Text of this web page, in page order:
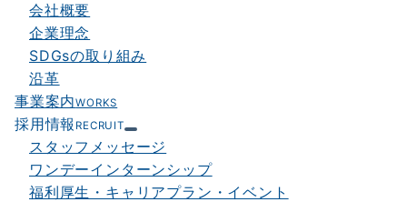
会社概要
企業理念
SDGsの取り組み
沿革
事業案内WORKS
採用情報 RECRUIT
スタッフメッセージ
ワンデーインターンシップ
福利厚生・キャリアプラン・イベント